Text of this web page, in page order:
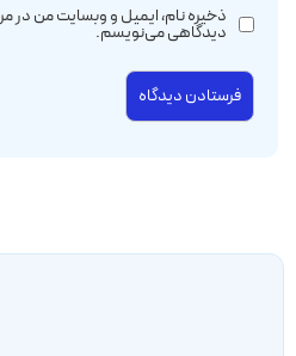
ذخیره نام، ایمیل و وبسایت من در
دیدگاهی می‌نویسم.